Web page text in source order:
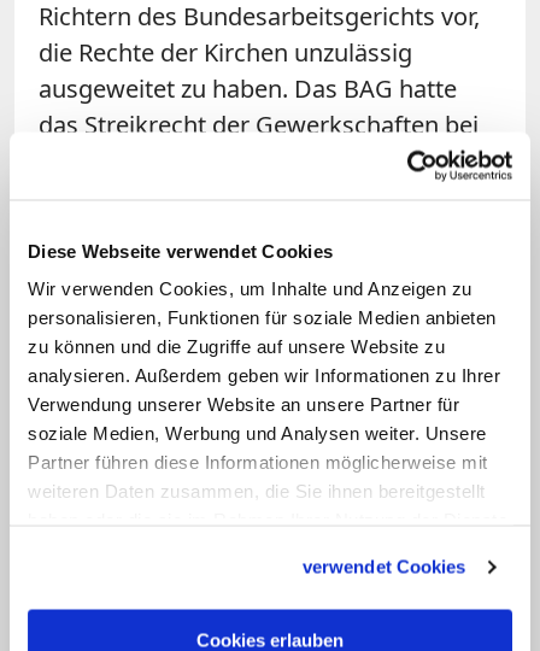
Diese Webseite verwendet Cookies
Wir verwenden Cookies, um Inhalte und Anzeigen zu
personalisieren, Funktionen für soziale Medien anbieten
zu können und die Zugriffe auf unsere Website zu
analysieren. Außerdem geben wir Informationen zu Ihrer
Verwendung unserer Website an unsere Partner für
soziale Medien, Werbung und Analysen weiter. Unsere
Partner führen diese Informationen möglicherweise mit
weiteren Daten zusammen, die Sie ihnen bereitgestellt
verwendet Cookies
Cookies erlauben
Richtern des Bundesarbeitsgerichts vor,
die Rechte der Kirchen unzulässig
ausgeweitet zu haben. Das BAG hatte
das Streikrecht der Gewerkschaften bei
Kirchen und deren Einrichtungen wie
es ein Grundrecht auf Streik - aber auch
das Recht der Kirchen, Angelegenheiten
selbstständig zu regeln. Die Richter
wollten einen Ausgleich finden und
legten Bedingungen fest.
Grundsätzlich hatten die Arbeitsrichter in
Ausgeschlossen bleiben Arbeitskämpfe